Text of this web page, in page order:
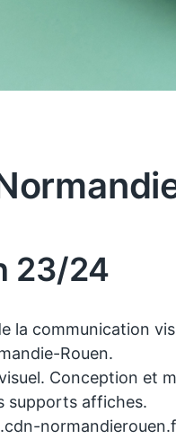
23/24
la communication
Rouen.
Conception et
supports affiches.